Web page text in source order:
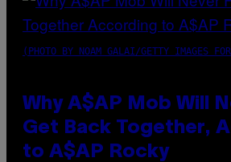
(PHOTO BY NOAM GALAI/GETTY IMAGES
Why A$AP Mob Will
Get Back Together,
to A$AP Rocky